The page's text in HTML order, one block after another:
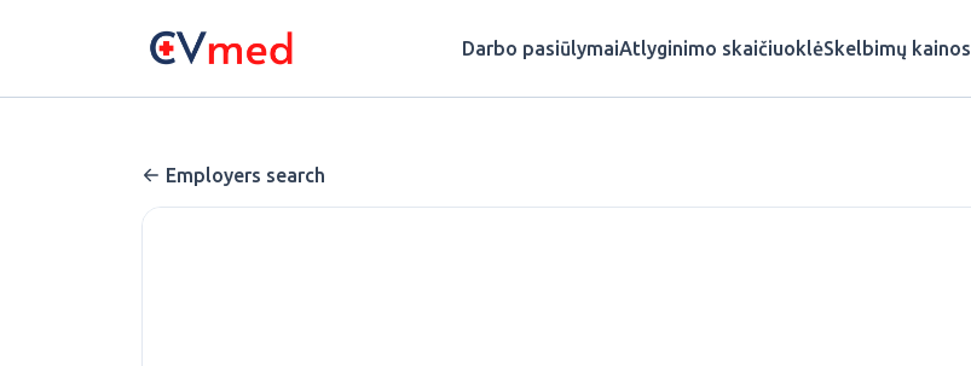
Darbo pasiūlymaiAtlyginimo skaičiuoklėSkelbimų kainos
Employers search